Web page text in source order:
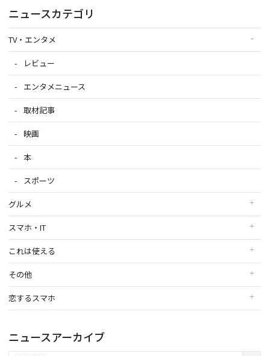
ニュースカテゴリ
TV・エンタメ
レビュー
エンタメニュース
取材記事
映画
本
スポーツ
グルメ
スマホ・IT
これは使える
その他
恋するスマホ
ニュースアーカイブ